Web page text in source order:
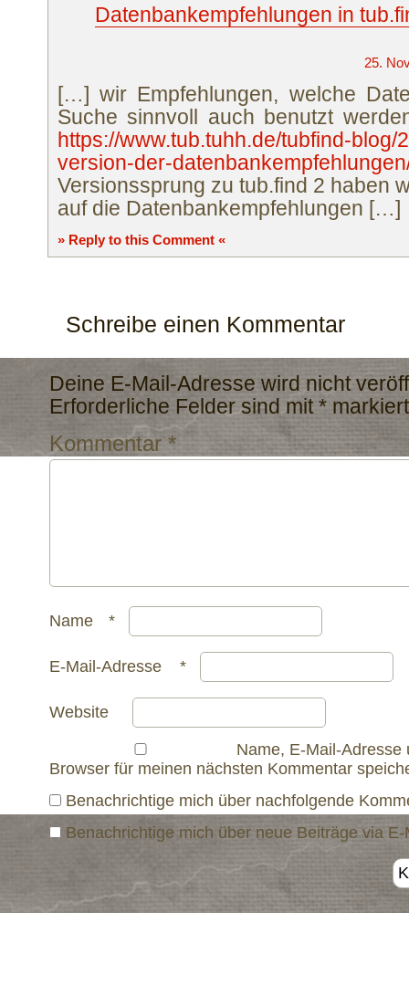
Datenbankempfehlungen in
25.
[…] wir Empfehlungen, welche
Suche sinnvoll auch benutzt
https://www.tub.tuhh.de/tubfind-blog/
version-der-
Versionssprung zu tub.find 2 haben
auf die Datenbankempfehlungen […]
» Reply to this Comment «
Schreibe einen Kommentar
Deine E-Mail-Adresse wird nicht
Erforderliche Felder sind mit*markiert
Kommentar *
Name *
E-Mail-Adresse *
Website
Name, E-Mail-Adresse
Browser für meinen nächsten Kommentar
Benachrichtige mich über nachfolgende
Benachrichtige mich über neue Beiträge via E-